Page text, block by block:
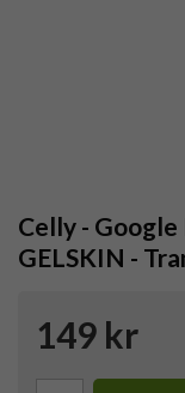
Celly - Google
GELSKIN -
149 kr